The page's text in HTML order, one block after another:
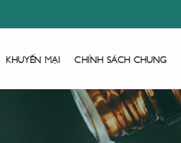
KHUYẾN MẠI CHÍNH SÁCH CHUNG